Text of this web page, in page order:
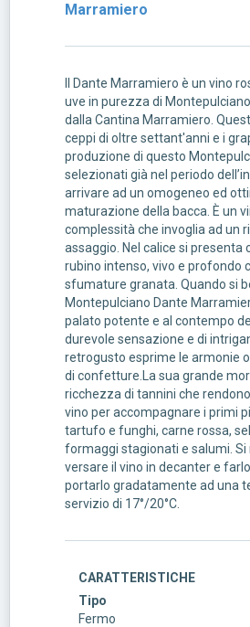
Marramiero
Il Dante Marramiero è un vino
uve in purezza di
dalla Cantina Marramiero.
ceppi di oltre settant'anni e i
produzione di questo
selezionati già nel periodo
arrivare ad un omogeneo ed
maturazione della bacca. È un
complessità che invoglia ad un
assaggio. Nel calice si presenta
rubino intenso, vivo e profondo
sfumature granata. Quando si
Montepulciano Dante
palato potente e al contempo
durevole sensazione e di
retrogusto esprime le armonie
di confetture.La sua grande
ricchezza di tannini che
vino per accompagnare i primi
tartufo e funghi, carne rossa,
formaggi stagionati e salumi. Si
versare il vino in decanter e
portarlo gradatamente ad una
servizio di 17°/20°C.
CARATTERISTICHE
Tipo
Fermo